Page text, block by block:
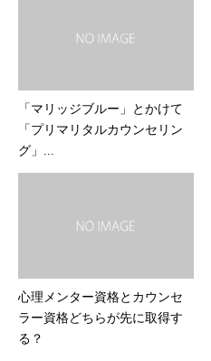
「マリッジブルー」とかけて
「プリマリタルカウンセリン
グ」...
心理メンター資格とカウンセ
ラー資格どちらが先に取得す
る？